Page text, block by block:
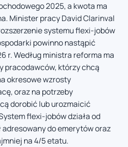
2025, a kwota ma
Minister pracy David Clarinval
systemu flexi-jobów
powinno nastąpić
r. Według ministra reforma ma
pracodawców, którzy chcą
okresowe wzrosty
oraz na potrzeby
dorobić lub urozmaicić
flexi-jobów działa od
adresowany do emerytów oraz
na 4/5 etatu.